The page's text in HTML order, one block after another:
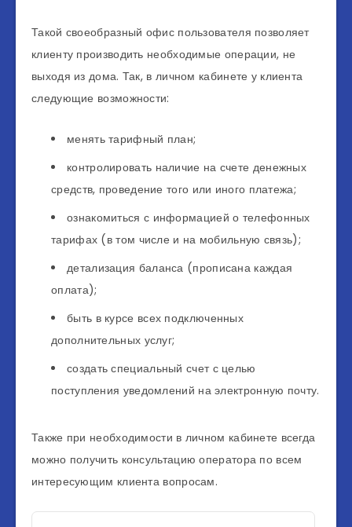
Такой своеобразный офис пользователя позволяет
клиенту производить необходимые операции, не
выходя из дома. Так, в личном кабинете у клиента
следующие возможности:
менять тарифный план;
контролировать наличие на счете денежных
средств, проведение того или иного платежа;
ознакомиться с информацией о телефонных
тарифах (в том числе и на мобильную связь);
детализация баланса (прописана каждая
оплата);
быть в курсе всех подключенных
дополнительных услуг;
создать специальный счет с целью
поступления уведомлений на электронную почту.
Также при необходимости в личном кабинете всегда
можно получить консультацию оператора по всем
интересующим клиента вопросам.